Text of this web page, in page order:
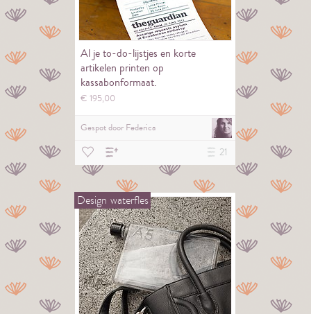
Al je to-do-lijstjes en korte
artikelen printen op
kassabonformaat.
€ 195,00
Gespot door Federica
21
Design waterfles